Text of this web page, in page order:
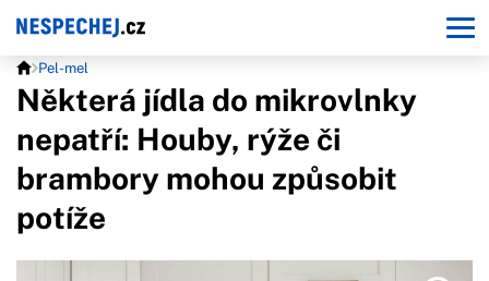
Pel-mel
Některá jídla do mikrovlnky
nepatří: Houby, rýže či
brambory mohou způsobit
potíže